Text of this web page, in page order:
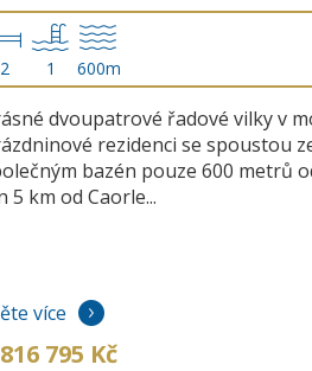
2 1 600m
dvoupatrové řadové vilky v
rezidenci se spoustou
bazén pouze 600 metrů
5 km od Caorle...
více
795 Kč